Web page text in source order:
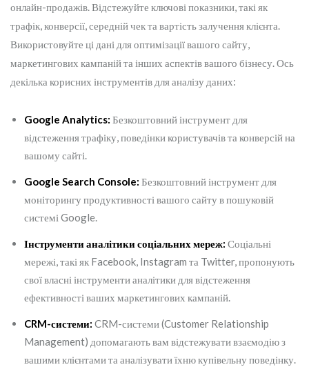
онлайн-продажів. Відстежуйте ключові показники, такі як
трафік, конверсії, середній чек та вартість залучення клієнта.
Використовуйте ці дані для оптимізації вашого сайту,
маркетингових кампаній та інших аспектів вашого бізнесу. Ось
декілька корисних інструментів для аналізу даних:
Google Analytics: Безкоштовний інструмент для
відстеження трафіку, поведінки користувачів та конверсій на
вашому сайті.
Google Search Console: Безкоштовний інструмент для
моніторингу продуктивності вашого сайту в пошуковій
системі Google.
Інструменти аналітики соціальних мереж: Соціальні
мережі, такі як Facebook, Instagram та Twitter, пропонують
свої власні інструменти аналітики для відстеження
ефективності ваших маркетингових кампаній.
CRM-системи: CRM-системи (Customer Relationship
Management) допомагають вам відстежувати взаємодію з
вашими клієнтами та аналізувати їхню купівельну поведінку.